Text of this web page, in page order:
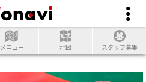
メニュー 地図 スタッフ募集